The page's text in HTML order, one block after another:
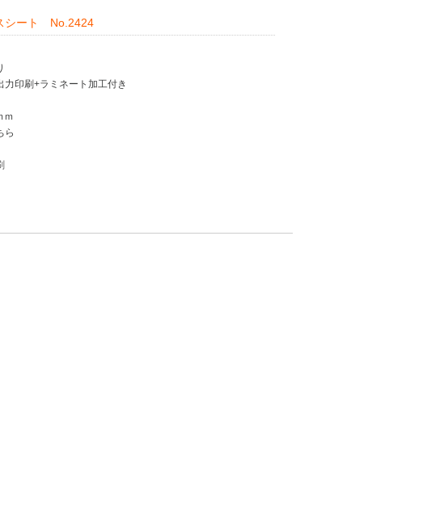
シート No.2424
力印刷+ラミネート加工付き
ｍ
ら